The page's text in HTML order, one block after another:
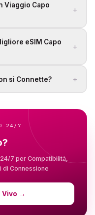
Viaggio Capo
+
eSIM Capo
+
si Connette? +
24/7
7 per Compatibilità,
di Connessione
Vivo →